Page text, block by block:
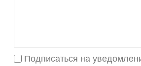
Подписаться на